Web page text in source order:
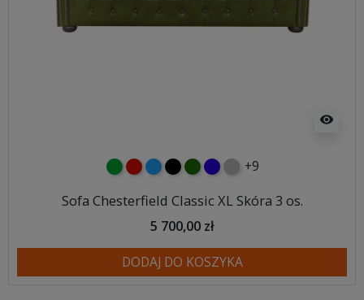
visibility
zielonyczerwony
niebieski
czarnybutelkowa zieleń
ciemno niebieski
szary
+9
Sofa Chesterfield Classic XL Skóra 3 os.
5 700,00 zł
DODAJ DO KOSZYKA